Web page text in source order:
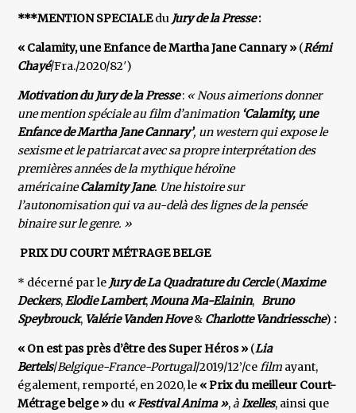
***MENTION SPECIALEdu Jury de la Presse:
« Calamity, une Enfance de Martha Jane Cannary » (Rémi
Chayé/Fra./2020/82′)
Motivation du Jury de la Presse: « Nous aimerions donner
une mention spéciale au film d’animation‘Calamity, une
Enfance de Martha Jane Cannary’, un western qui expose le
sexisme et le patriarcat avec sa propre interprétation des
premières années de la mythique héroïne
américaineCalamity Jane. Une histoire sur
l’autonomisation qui va au-delà des lignes de la pensée
binaire sur le genre. »
PRIX DU COURT MÉTRAGE BELGE
* décerné par le Jury de La Quadrature du Cercle(Maxime
Deckers,Elodie Lambert,Mouna Ma-Elainin,Bruno
Speybrouck, Valérie Vanden Hove& Charlotte Vandriessche) :
« On est pas près d’être des Super Héros » (Lia
Bertels/Belgique-France-Portugal/2019/12’/cefilm ayant,
également, remporté, en 2020, le « Prix du meilleur Court-
Métrage belge » du « Festival Anima »,àIxelles, ainsi que